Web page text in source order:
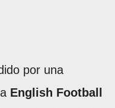
por una
English Football